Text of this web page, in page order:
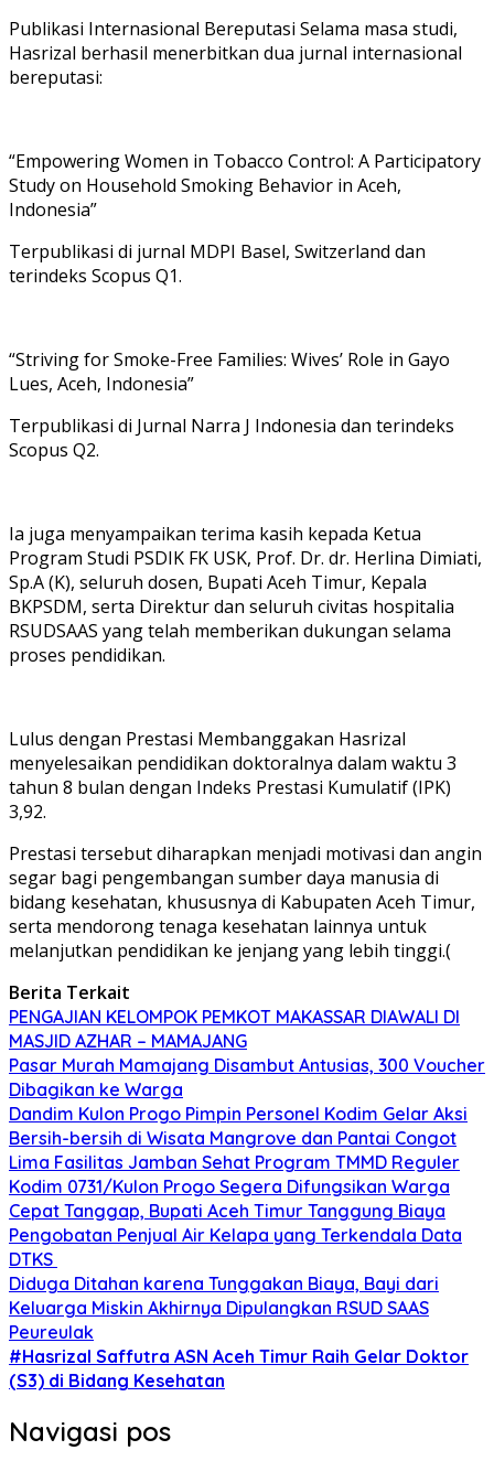
Publikasi Internasional Bereputasi Selama masa studi,
Hasrizal berhasil menerbitkan dua jurnal internasional
bereputasi:
“Empowering Women in Tobacco Control: A Participatory
Study on Household Smoking Behavior in Aceh,
Indonesia”
Terpublikasi di jurnal MDPI Basel, Switzerland dan
terindeks Scopus Q1.
“Striving for Smoke-Free Families: Wives’ Role in Gayo
Lues, Aceh, Indonesia”
Terpublikasi di Jurnal Narra J Indonesia dan terindeks
Scopus Q2.
Ia juga menyampaikan terima kasih kepada Ketua
Program Studi PSDIK FK USK, Prof. Dr. dr. Herlina Dimiati,
Sp.A (K), seluruh dosen, Bupati Aceh Timur, Kepala
BKPSDM, serta Direktur dan seluruh civitas hospitalia
RSUDSAAS yang telah memberikan dukungan selama
proses pendidikan.
Lulus dengan Prestasi Membanggakan Hasrizal
menyelesaikan pendidikan doktoralnya dalam waktu 3
tahun 8 bulan dengan Indeks Prestasi Kumulatif (IPK)
3,92.
Prestasi tersebut diharapkan menjadi motivasi dan angin
segar bagi pengembangan sumber daya manusia di
bidang kesehatan, khususnya di Kabupaten Aceh Timur,
serta mendorong tenaga kesehatan lainnya untuk
melanjutkan pendidikan ke jenjang yang lebih tinggi.(
Berita Terkait
PENGAJIAN KELOMPOK PEMKOT MAKASSAR DIAWALI DI
MASJID AZHAR – MAMAJANG
Pasar Murah Mamajang Disambut Antusias, 300 Voucher
Dibagikan ke Warga
Dandim Kulon Progo Pimpin Personel Kodim Gelar Aksi
Bersih-bersih di Wisata Mangrove dan Pantai Congot
Lima Fasilitas Jamban Sehat Program TMMD Reguler
Kodim 0731/Kulon Progo Segera Difungsikan Warga
Cepat Tanggap, Bupati Aceh Timur Tanggung Biaya
Pengobatan Penjual Air Kelapa yang Terkendala Data
DTKS ‎
Diduga Ditahan karena Tunggakan Biaya, Bayi dari
Keluarga Miskin Akhirnya Dipulangkan RSUD SAAS
Peureulak
#Hasrizal Saffutra ASN Aceh Timur Raih Gelar Doktor
(S3) di Bidang Kesehatan
Navigasi pos